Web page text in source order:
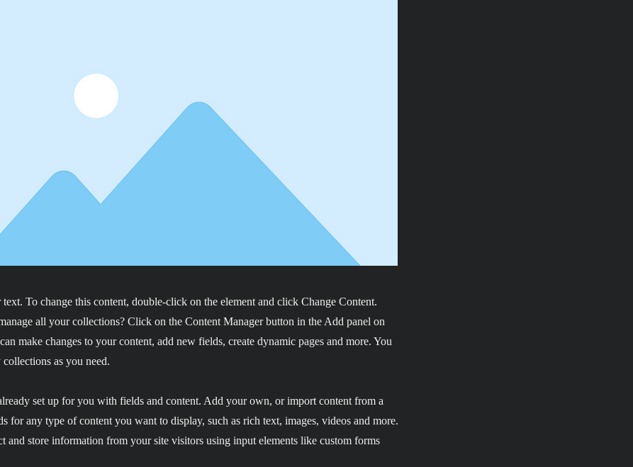
To change this content, double-click on the element and click Change Content.
all your collections? Click on the Content Manager button in the Add panel on
make changes to your content, add new fields, create dynamic pages and more. You
collections as you need.
set up for you with fields and content. Add your own, or import content from a
for any type of content you want to display, such as rich text, images, videos and more.
and store information from your site visitors using input elements like custom forms